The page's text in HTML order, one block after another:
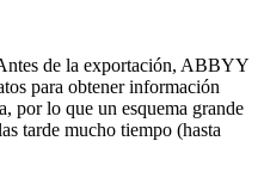
de la exportación, ABBYY
para obtener información
por lo que un esquema grande
tarde mucho tiempo (hasta